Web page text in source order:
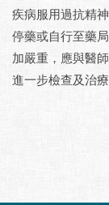
疾病服用過抗精
停藥或自行至藥
加嚴重，應與醫
進一步檢查及治